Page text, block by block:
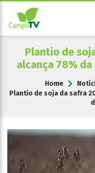
Pular
conteúdo
Plantio de
alcança 78%
Home
Plantio de soja da safra